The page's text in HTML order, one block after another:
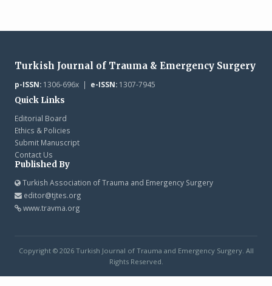
Turkish Journal of Trauma & Emergency Surgery
p-ISSN:1306-696x | e-ISSN:1307-7945
Quick Links
Editorial Board
Ethics & Policies
Submit Manuscript
Contact Us
Published By
Turkish Association of Trauma and Emergency Surgery
editor@tjtes.org
www.travma.org
Copyright © 2026 Turkish Journal of Trauma and Emergency Surgery. All
Rights Reserved.